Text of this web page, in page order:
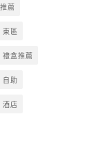
推薦
東區
禮盒推薦
自助
酒店